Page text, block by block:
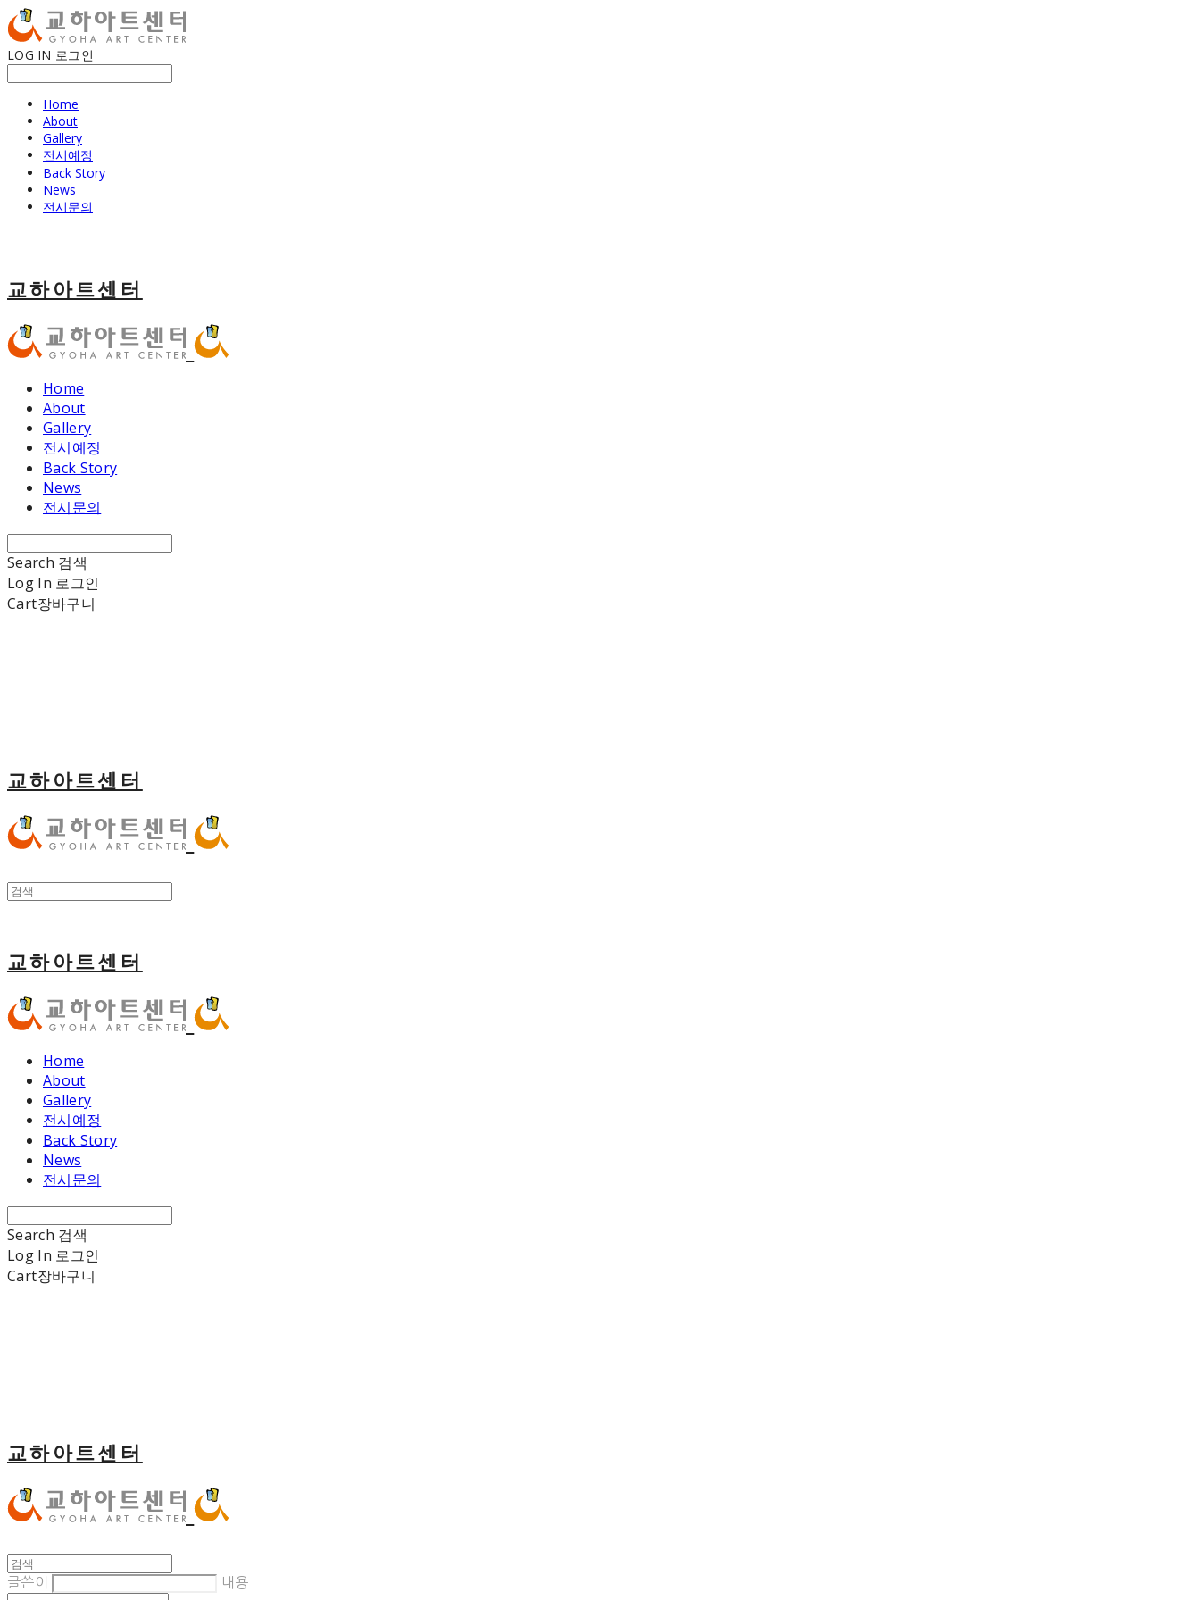
LOG IN 로그인
Home
About
Gallery
전시예정
Back Story
News
전시문의
교하아트센터
Home
About
Gallery
전시예정
Back Story
News
전시문의
Search 검색
Log In 로그인
Cart장바구니
교하아트센터
교하아트센터
Home
About
Gallery
전시예정
Back Story
News
전시문의
Search 검색
Log In 로그인
Cart장바구니
교하아트센터
글쓴이 내용